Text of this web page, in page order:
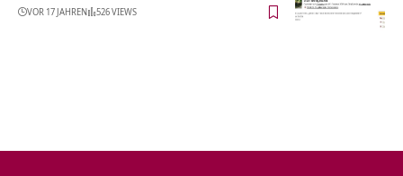
VOR 17 JAHREN 526 VIEWS